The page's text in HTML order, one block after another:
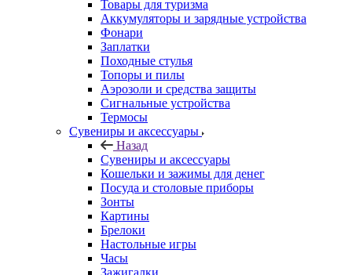
Товары для туризма
Аккумуляторы и зарядные устройства
Фонари
Заплатки
Походные стулья
Топоры и пилы
Аэрозоли и средства защиты
Сигнальные устройства
Термосы
Сувениры и аксессуары
Назад
Сувениры и аксессуары
Кошельки и зажимы для денег
Посуда и столовые приборы
Зонты
Картины
Брелоки
Настольные игры
Часы
Зажигалки